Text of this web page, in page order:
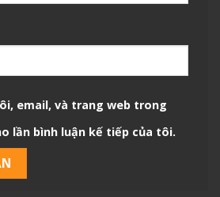
email, và trang web trong
lần bình luận kế tiếp của tôi.